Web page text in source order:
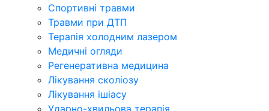
Спортивні травми
Травми при ДТП
Терапія холодним лазером
Медичні огляди
Регенеративна медицина
Лікування сколіозу
Лікування ішіасу
Ударно-хвильова терапія